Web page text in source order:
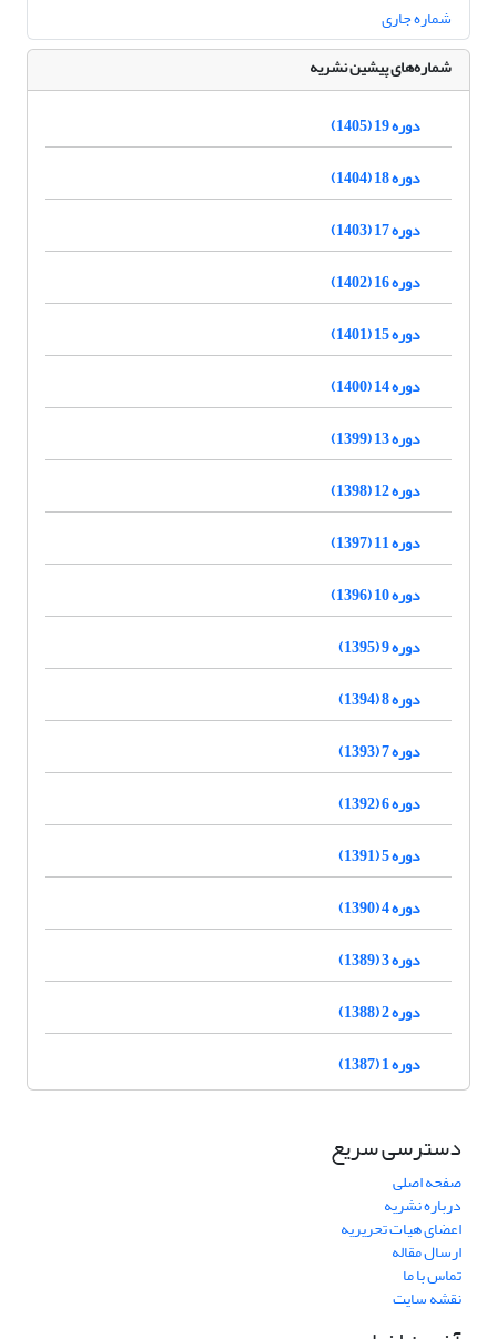
شماره جاری
شماره‌های پیشین نشریه
دوره 19 (1405)
دوره 18 (1404)
دوره 17 (1403)
دوره 16 (1402)
دوره 15 (1401)
دوره 14 (1400)
دوره 13 (1399)
دوره 12 (1398)
دوره 11 (1397)
دوره 10 (1396)
دوره 9 (1395)
دوره 8 (1394)
دوره 7 (1393)
دوره 6 (1392)
دوره 5 (1391)
دوره 4 (1390)
دوره 3 (1389)
دوره 2 (1388)
دوره 1 (1387)
دسترسی سریع
صفحه اصلی
درباره نشریه
اعضای هیات تحریریه
ارسال مقاله
تماس با ما
نقشه سایت